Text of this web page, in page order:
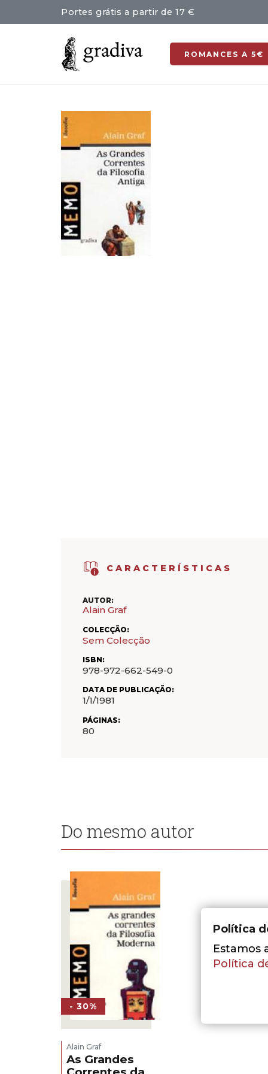
Portes grátis a partir de 17 €
ROMANCES A 5€
CARACTERÍSTICAS
AUTOR:
Alain Graf
COLECÇÃO:
Sem Colecção
ISBN:
978-972-662-549-0
DATA DE PUBLICAÇÃO:
1/1/1981
PÁGINAS:
80
Do mesmo autor
- 30%
Alain Graf
As Grandes
Política
Estamos
Política